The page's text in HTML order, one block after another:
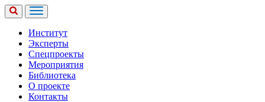
Институт
Эксперты
Спецпроекты
Мероприятия
Библиотека
О проекте
Контакты